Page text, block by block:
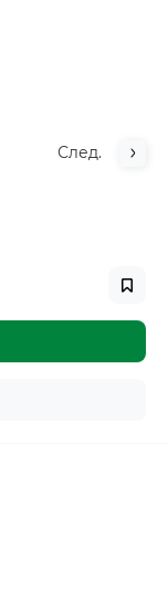
След.